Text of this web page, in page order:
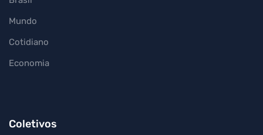
Mundo
Cotidiano
Economia
Coletivos